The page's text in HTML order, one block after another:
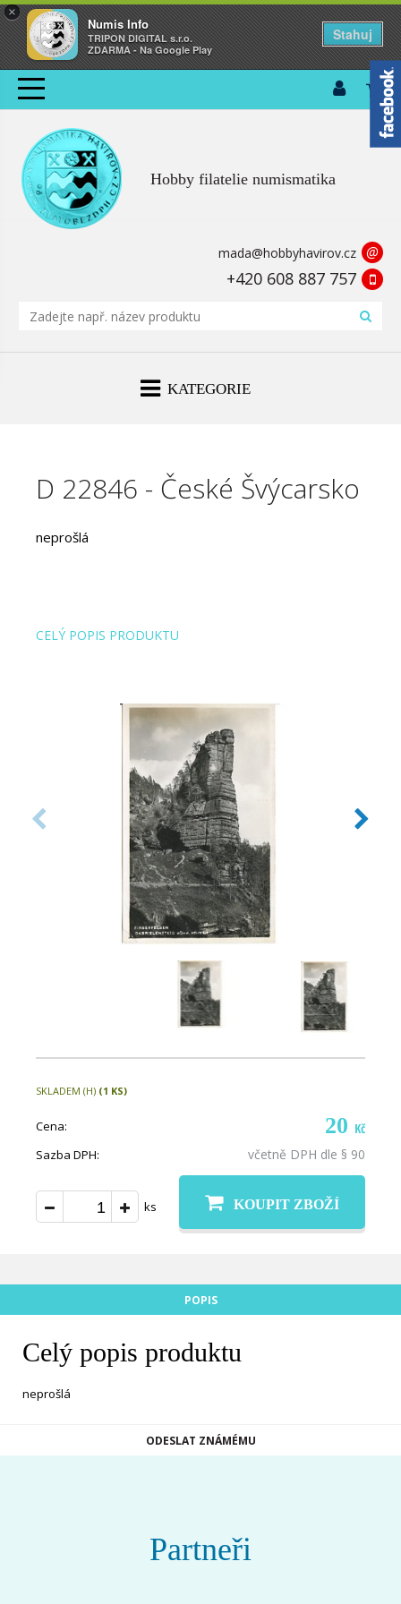
×
Numis Info
TRIPON DIGITAL s.r.o.
ZDARMA - Na Google Play
Stahuj
Hobby filatelie numismatika
mada@hobbyhavirov.cz @
+420 608 887 757
KATEGORIE
D 22846 - České Švýcarsko
neprošlá
CELÝ POPIS PRODUKTU
SKLADEM (H) (1 KS)
Cena: 20 Kč
Sazba DPH: včetně DPH dle § 90
ks KOUPIT ZBOŽÍ
POPIS
Celý popis produktu
neprošlá
ODESLAT ZNÁMÉMU
Partneři